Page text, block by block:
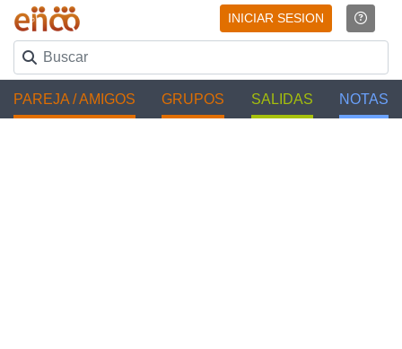
INICIAR SESION
PAREJA / AMIGOS GRUPOS SALIDAS NOTAS